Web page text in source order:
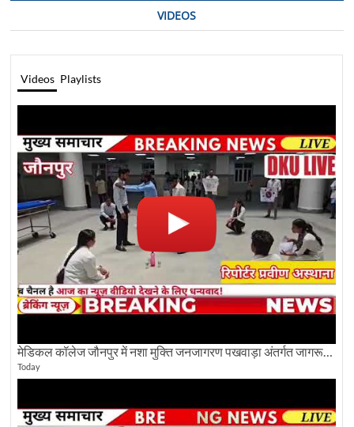
VIDEOS
Videos Playlists
मेडिकल कॉलेज जौनपुर में नशा मुक्ति जनजागरण पखवाड़ा अंतर्गत जागरूकता कार्यक्रम आयोजित
Today